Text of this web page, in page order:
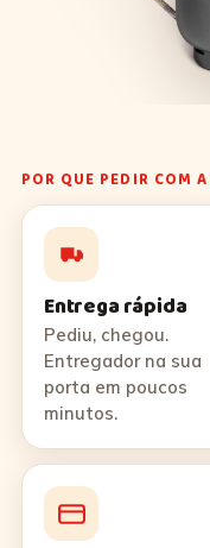
POR QUE PEDIR COM
Entrega rápida
Pediu, chegou.
Entregador na sua
porta em poucos
minutos.